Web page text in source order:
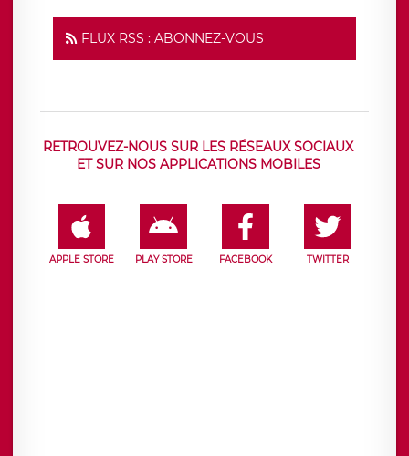
FLUX RSS : ABONNEZ-VOUS
RETROUVEZ-NOUS SUR LES RÉSEAUX SOCIAUX
ET SUR NOS APPLICATIONS MOBILES
APPLE STORE PLAY STORE FACEBOOK TWITTER